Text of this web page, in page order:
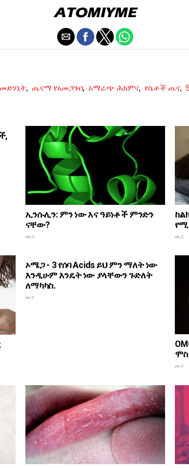
መድሃኒት, ጤናማ የአመጋገብ, አማራጭ ሕክምና, የሴቶች ጤና,
ኢንሱሊን: ምን ነው እና ዓይነቶች ምንድን
ናቸው?
ጤና ጤና
ኦሜጋ - 3 የሰባ Acids ይህ ምን ማለት ነው
እንዲሁም እንዴት ነው ያላቸውን ጉድለት
ለማካካስ.
ጤና
ጤና